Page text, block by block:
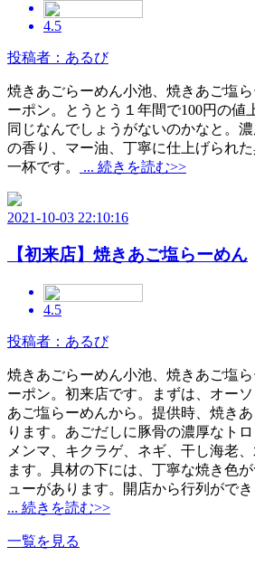
4.5
投稿者：あるび
焼きあごらーめん小池、焼きあご塩
ーポン。とうとう１年間で100円の値
同じなんでしょうがないのかなと。
の香り、マー油、丁寧に仕上げられ
一杯です。
... 続きを読む>>
2021-10-03 22:10:16
【初来店】焼きあご塩らーめん
4.5
投稿者：あるび
焼きあごらーめん小池、焼きあご塩
ーポン。初来店です。まずは、オー
あご塩らーめんから。提供時、焼き
ります。あごだしに豚骨の濃厚なト
メンマ、キクラゲ、ネギ、干し海老
ます。具材の下には、丁寧な焼き色
ューがあります。開店から行列がで
... 続きを読む>>
一覧を見る